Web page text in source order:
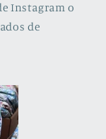
Instagram o
de